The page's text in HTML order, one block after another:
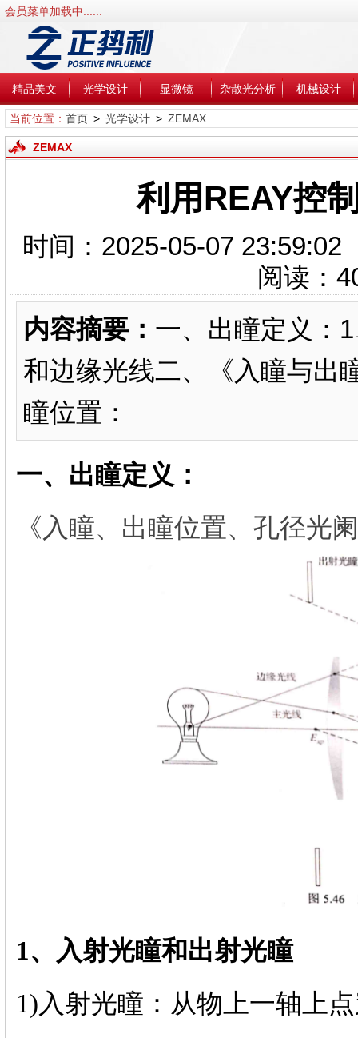
会员菜单加载中......
精品美文 光学设计 显微镜 杂散光分析 机械设计
当前位置： 首页> 光学设计> ZEMAX
ZEMAX
利用REAY控
时间：2025-05-07
阅读：
内容摘要： 一、出瞳定义：
和边缘光线二、《入瞳与出
瞳位置：
一、出瞳定义：
《入瞳、出瞳位置、孔径光
1、入射光瞳和出射光瞳
1)入射光瞳：从物上一轴上